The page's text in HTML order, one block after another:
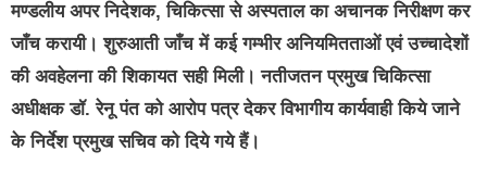
मण्डलीय अपर निदेशक, चिकित्सा से अस्पताल का अचानक निरीक्षण कर
जाँच करायी। शुरुआती जाँच में कई गम्भीर अनियमितताओं एवं उच्चादेशों
की अवहेलना की शिकायत सही मिली। नतीजतन प्रमुख चिकित्सा
अधीक्षक डॉ. रेनू पंत को आरोप पत्र देकर विभागीय कार्यवाही किये जाने
के निर्देश प्रमुख सचिव को दिये गये हैं।